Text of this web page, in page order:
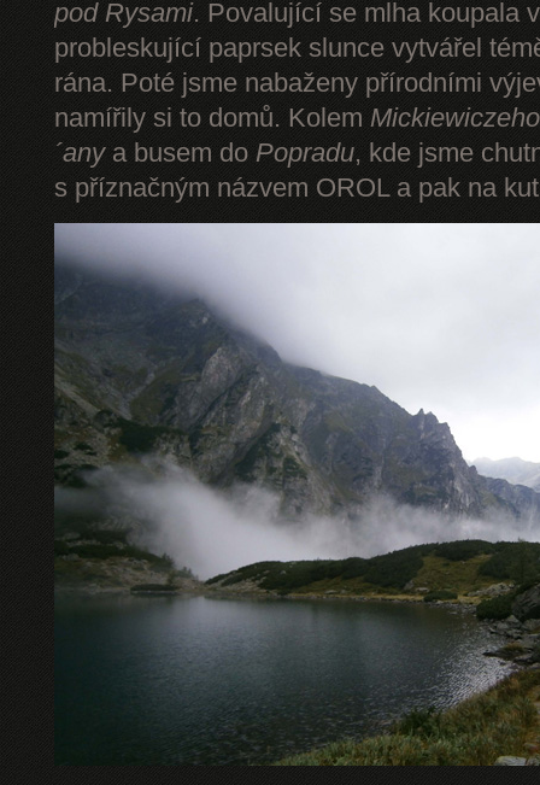
pod Rysami. Povalující se mlha koupala
probleskující paprsek slunce vytvářel
rána. Poté jsme nabaženy přírodními
namířily si to domů. Kolem
´anya busem do Popradu, kde jsme
s příznačným názvem OROL a pak na